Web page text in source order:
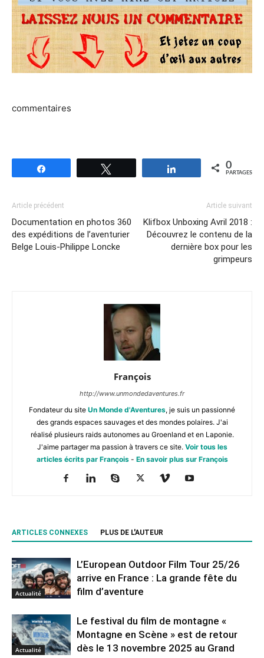
commentaires
Partagez 0
PARTAGES
Article précédent
Documentation en photos 360
des expéditions de l’aventurier
Belge Louis-Philippe Loncke
Article suivant
Klifbox Unboxing Avril 2018 :
Découvrez le contenu de la
dernière box pour les
grimpeurs
François
http://www.unmondedaventures.fr
Fondateur du site Un Monde d'Aventures, je suis un passionné
des grands espaces sauvages et des mondes polaires. J'ai
réalisé plusieurs raids autonomes au Groenland et en Laponie.
J'aime partager ma passion à travers ce site. Voir tous les
articles écrits par François- En savoir plus sur François
ARTICLES CONNEXES PLUS DE L'AUTEUR
Actualité
L’European Outdoor Film Tour 25/26
arrive en France : La grande fête du
film d’aventure
Actualité
Le festival du film de montagne «
Montagne en Scène » est de retour
dès le 13 novembre 2025 au Grand